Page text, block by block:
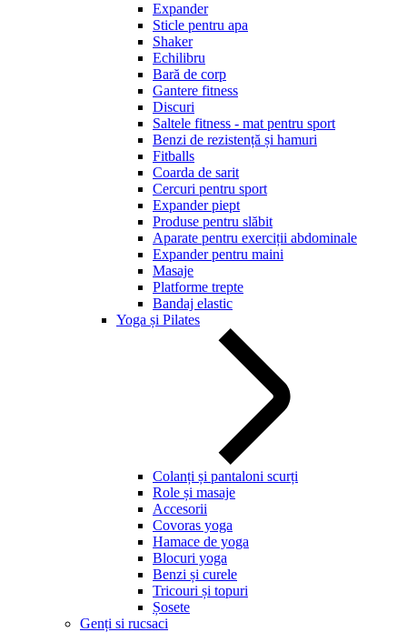
Expander
Sticle pentru apa
Shaker
Echilibru
Bară de corp
Gantere fitness
Discuri
Saltele fitness - mat pentru sport
Benzi de rezistență și hamuri
Fitballs
Coarda de sarit
Cercuri pentru sport
Expander piept
Produse pentru slăbit
Aparate pentru exerciții abdominale
Expander pentru maini
Masaje
Platforme trepte
Bandaj elastic
Yoga și Pilates
Colanți și pantaloni scurți
Role și masaje
Accesorii
Covoras yoga
Hamace de yoga
Blocuri yoga
Benzi și curele
Tricouri și topuri
Șosete
Genți si rucsaci